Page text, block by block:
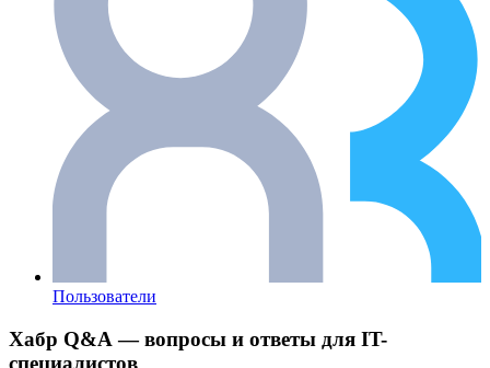
Пользователи
Хабр Q&A — вопросы и ответы для IT-
специалистов